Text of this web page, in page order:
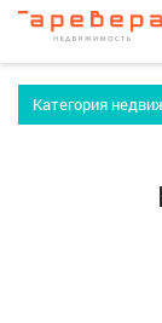
Категория